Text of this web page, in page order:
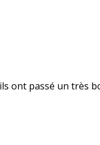
ont passé un très